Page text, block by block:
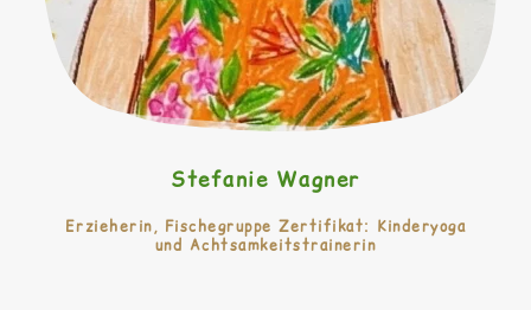
Stefanie Wagner
Erzieherin, Fischegruppe Zertifikat: Kinderyoga
und Achtsamkeitstrainerin